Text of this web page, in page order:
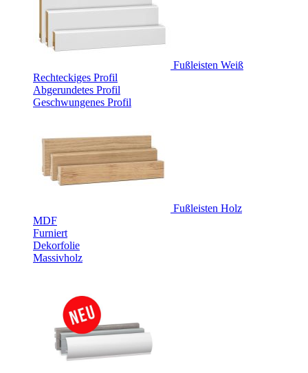
Fußleisten Weiß
Rechteckiges Profil
Abgerundetes Profil
Geschwungenes Profil
Fußleisten Holz
MDF
Furniert
Dekorfolie
Massivholz